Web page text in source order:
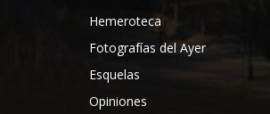
Hemeroteca
Fotografías del Ayer
Esquelas
Opiniones